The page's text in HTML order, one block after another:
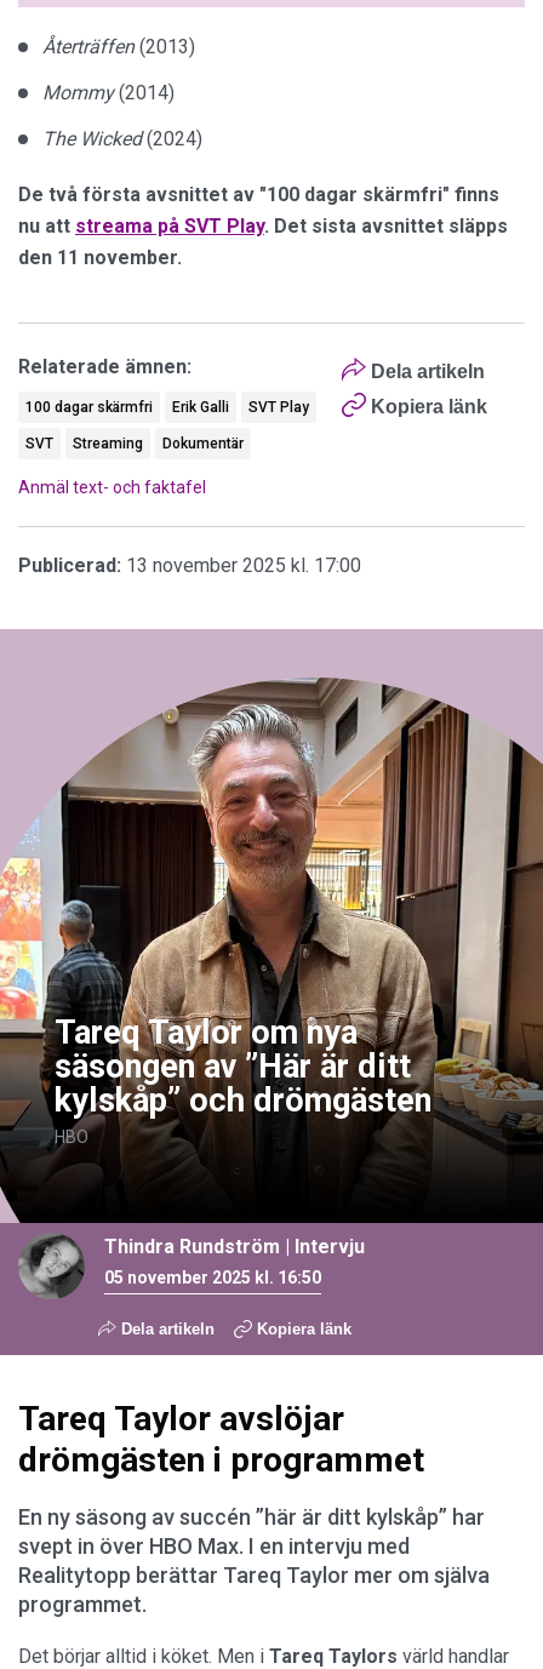
Återträffen(2013)
Mommy(2014)
The Wicked(2024)
De två första avsnittet av "100 dagar skärmfri" finns
nu att streama på SVT Play. Det sista avsnittet släpps
den 11 november.
Dela artikeln
Kopiera länk
Relaterade ämnen:
100 dagar skärmfri Erik Galli SVT Play
SVT Streaming Dokumentär
Anmäl text- och faktafel
Publicerad: 13 november 2025 kl. 17:00
Tareq Taylor om nya
säsongen av ”Här är ditt
kylskåp” och drömgästen
HBO
Thindra Rundström | Intervju
05 november 2025 kl. 16:50
Dela artikeln Kopiera länk
Tareq Taylor avslöjar
drömgästen i programmet
En ny säsong av succén ”här är ditt kylskåp” har
svept in över HBO Max. I en intervju med
Realitytopp berättar Tareq Taylor mer om själva
programmet.
Det börjar alltid i köket. Men i Tareq Taylors värld handlar